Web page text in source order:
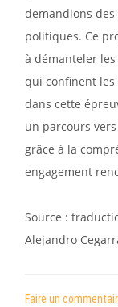
demandions
politiques. Ce
à démanteler
qui confinent les
dans cette
un parcours
grâce à la
engagement
Source :
Alejandro
Faire un